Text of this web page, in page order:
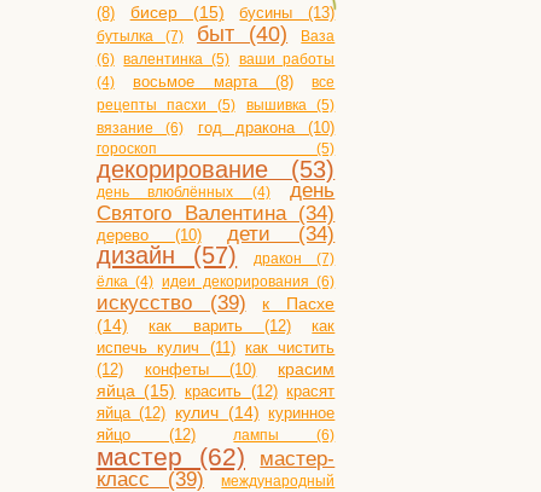
(8)
бисер (15) бусины (13)
бутылка (7) быт (40)
Ваза
(6) валентинка (5) ваши работы
(4)
восьмое марта (8)
все
рецепты пасхи (5)
вышивка (5)
вязание (6)
год дракона (10)
гороскоп (5)
декорирование (53)
день влюблённых (4)
день
Святого Валентина (34)
дерево (10) дети (34)
дизайн (57)
дракон (7)
ёлка (4) идеи декорирования (6)
искусство (39)
к Пасхе
(14)
как варить (12)
как
испечь кулич (11) как чистить
(12)
конфеты (10)
красим
яйца (15)
красить (12) красят
яйца (12) кулич (14) куринное
яйцо (12)
лампы (6)
мастер (62)
мастер-
класс (39)
международный